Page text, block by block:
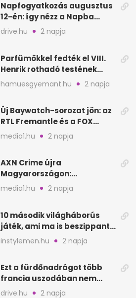
Napfogyatkozás augusztus
12-én: így nézz a Napba
biztonságosan
drive.hu 2 napja
Parfümökkel fedték el VIII.
Henrik rothadó testének
szagát
hamuesgyemant.hu 2 napja
Új Baywatch-sorozat jön: az
RTL Fremantle és a FOX
készíti
media1.hu 2 napja
AXN Crime újra
Magyarországon:
szeptembertől a Viasat Film
media1.hu 2 napja
10 második világháborús
játék, ami ma is beszippant
a képernyő elé
instylemen.hu 2 napja
Ezt a fürdőnadrágot több
francia uszodában nem
fogadják el
drive.hu 2 napja